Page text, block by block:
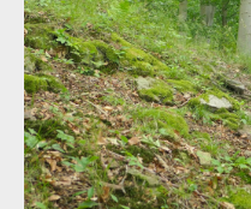
Merida One-Sixty v akci
Merida One-Sixty v akci